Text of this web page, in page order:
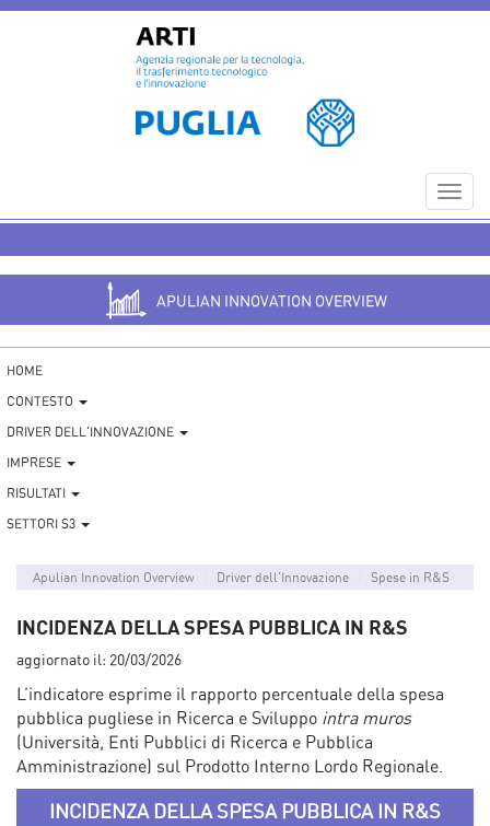
APULIAN INNOVATION OVERVIEW
HOME
CONTESTO
DRIVER DELL'INNOVAZIONE
IMPRESE
RISULTATI
SETTORI S3
Apulian Innovation Overview Driver dell'Innovazione Spese in R&S
INCIDENZA DELLA SPESA PUBBLICA IN R&S
aggiornato il: 20/03/2026
L’indicatore esprime il rapporto percentuale della spesa
pubblica pugliese in Ricerca e Sviluppo intra muros
(Università, Enti Pubblici di Ricerca e Pubblica
Amministrazione) sul Prodotto Interno Lordo Regionale.
INCIDENZA DELLA SPESA PUBBLICA IN R&S